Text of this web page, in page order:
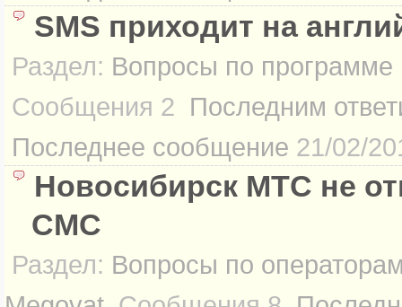
SMS приходит на
Раздел: Вопросы по программе
Сообщения 2 Последним
Последнее сообщение 21/02/
Новосибирск МТС не
СМС
Раздел: Вопросы по